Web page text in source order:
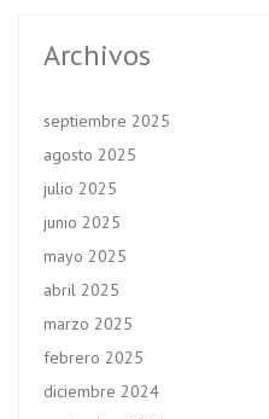
Archivos
septiembre 2025
agosto 2025
julio 2025
junio 2025
mayo 2025
abril 2025
marzo 2025
febrero 2025
diciembre 2024